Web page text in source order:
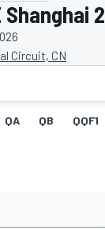
Shanghai 2
Circuit, CN
QA QB QQF1